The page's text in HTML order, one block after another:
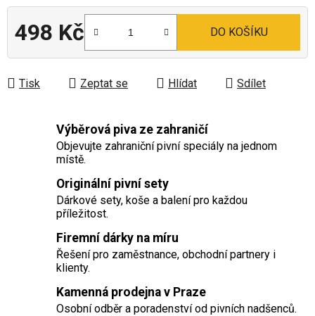
498 Kč DO KOŠÍKU
Tisk Zeptat se Hlídat Sdílet
Výběrová piva ze zahraničí
Objevujte zahraniční pivní speciály na jednom
místě.
Originální pivní sety
Dárkové sety, koše a balení pro každou
příležitost.
Firemní dárky na míru
Řešení pro zaměstnance, obchodní partnery i
klienty.
Kamenná prodejna v Praze
Osobní odběr a poradenství od pivních nadšenců.